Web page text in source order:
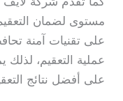
مستوى لضمان
على تقنيات آمنة
عملية التعقيم،
على أفضل نتائج